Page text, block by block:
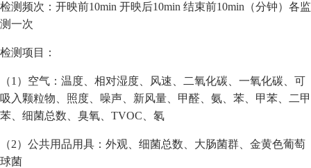
检测频次：开映前10min 开映后10min 结束前10min（分钟）各监
测一次
检测项目：
（1）空气：温度、相对湿度、风速、二氧化碳、一氧化碳、可
吸入颗粒物、照度、噪声、新风量、甲醛、氨、苯、甲苯、二甲
苯、细菌总数、臭氧、TVOC、氡
（2）公共用品用具：外观、细菌总数、大肠菌群、金黄色葡萄
球菌